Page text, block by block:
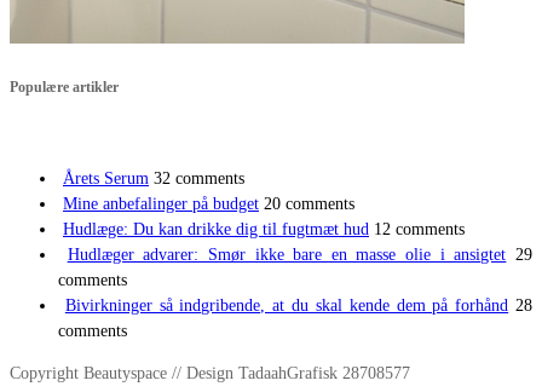
Populære artikler
Årets Serum 32 comments
Mine anbefalinger på budget 20 comments
Hudlæge: Du kan drikke dig til fugtmæt hud 12 comments
Hudlæger advarer: Smør ikke bare en masse olie i ansigtet 29
comments
Bivirkninger så indgribende, at du skal kende dem på forhånd 28
comments
Copyright Beautyspace // Design TadaahGrafisk 28708577